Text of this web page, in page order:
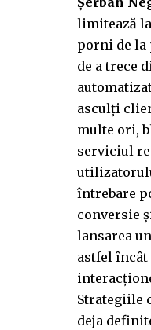
limitează
porni de la
de a trece
asculți
multe ori,
serviciul
întrebare
conversie
lansarea
astfel
Strategiile
deja